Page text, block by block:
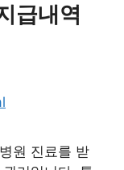
급내역
원 진료를 받